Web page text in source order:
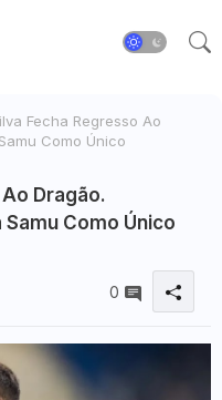
Fecha Regresso Ao
Como Único
Dragão.
Como Único
0